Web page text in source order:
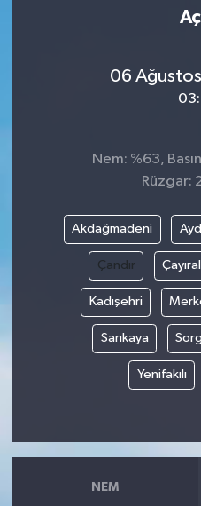
06
Nem: %63,
Rüzgar:
Akdağmadeni
Çandır
Kadışehri
Sarıkaya
Yenifakılı
NEM